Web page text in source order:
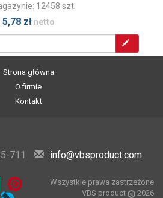
12458 szt.
5,78 złnetto
Strona główna
O firmie
Kontakt
711 info@vbsproduct.com
Wszystkie prawa zastrzeżone
VBS product
2026